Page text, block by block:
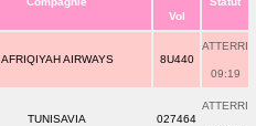
Vol
AFRIQIYAH AIRWAYS 8U440
ATTERRI
09:19
TUNISAVIA 027464
ATTERRI